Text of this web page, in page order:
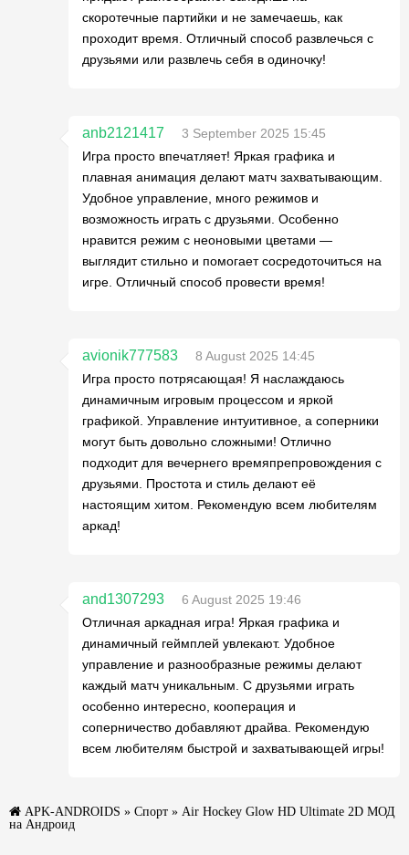
скоротечные партийки и не замечаешь, как
проходит время. Отличный способ развлечься с
друзьями или развлечь себя в одиночку!
anb2121417
3 September 2025 15:45
Игра просто впечатляет! Яркая графика и
плавная анимация делают матч захватывающим.
Удобное управление, много режимов и
возможность играть с друзьями. Особенно
нравится режим с неоновыми цветами —
выглядит стильно и помогает сосредоточиться на
игре. Отличный способ провести время!
avionik777583
8 August 2025 14:45
Игра просто потрясающая! Я наслаждаюсь
динамичным игровым процессом и яркой
графикой. Управление интуитивное, а соперники
могут быть довольно сложными! Отлично
подходит для вечернего времяпрепровождения с
друзьями. Простота и стиль делают её
настоящим хитом. Рекомендую всем любителям
аркад!
and1307293
6 August 2025 19:46
Отличная аркадная игра! Яркая графика и
динамичный геймплей увлекают. Удобное
управление и разнообразные режимы делают
каждый матч уникальным. С друзьями играть
особенно интересно, кооперация и
соперничество добавляют драйва. Рекомендую
всем любителям быстрой и захватывающей игры!
APK-ANDROIDS » Спорт » Air Hockey Glow HD Ultimate 2D МОД
на Андроид